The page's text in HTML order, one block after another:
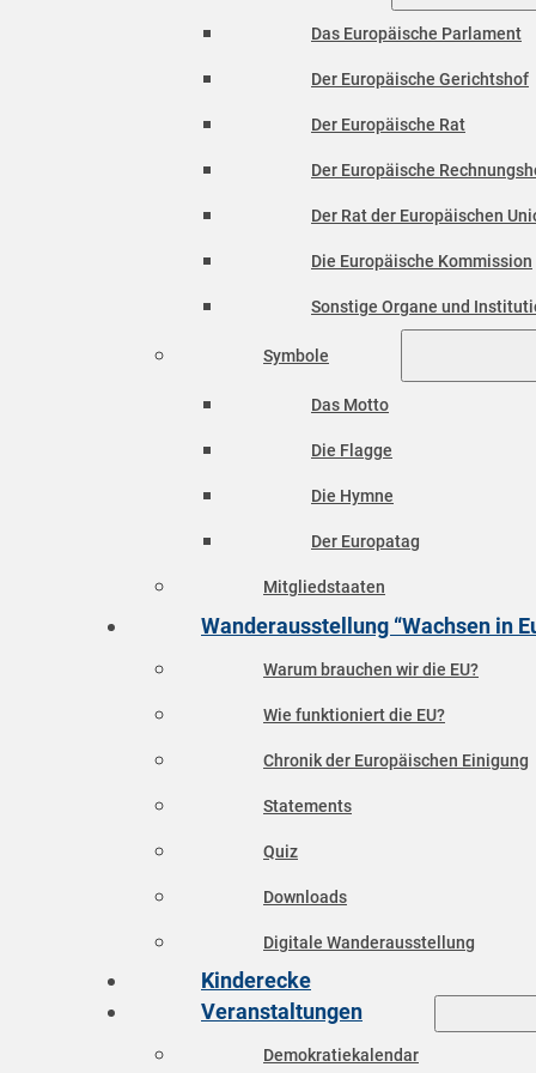
Das Europäische Parlament
Der Europäische Gerichtshof
Der Europäische Rat
Der Europäische
Der Rat der Europäischen
Die Europäische Kommission
Sonstige Organe und
Symbole
Das Motto
Die Flagge
Die Hymne
Der Europatag
Mitgliedstaaten
Wanderausstellung “Wachsen in
Warum brauchen wir die EU?
Wie funktioniert die EU?
Chronik der Europäischen Einigung
Statements
Quiz
Downloads
Digitale Wanderausstellung
Kinderecke
Veranstaltungen
Demokratiekalendar